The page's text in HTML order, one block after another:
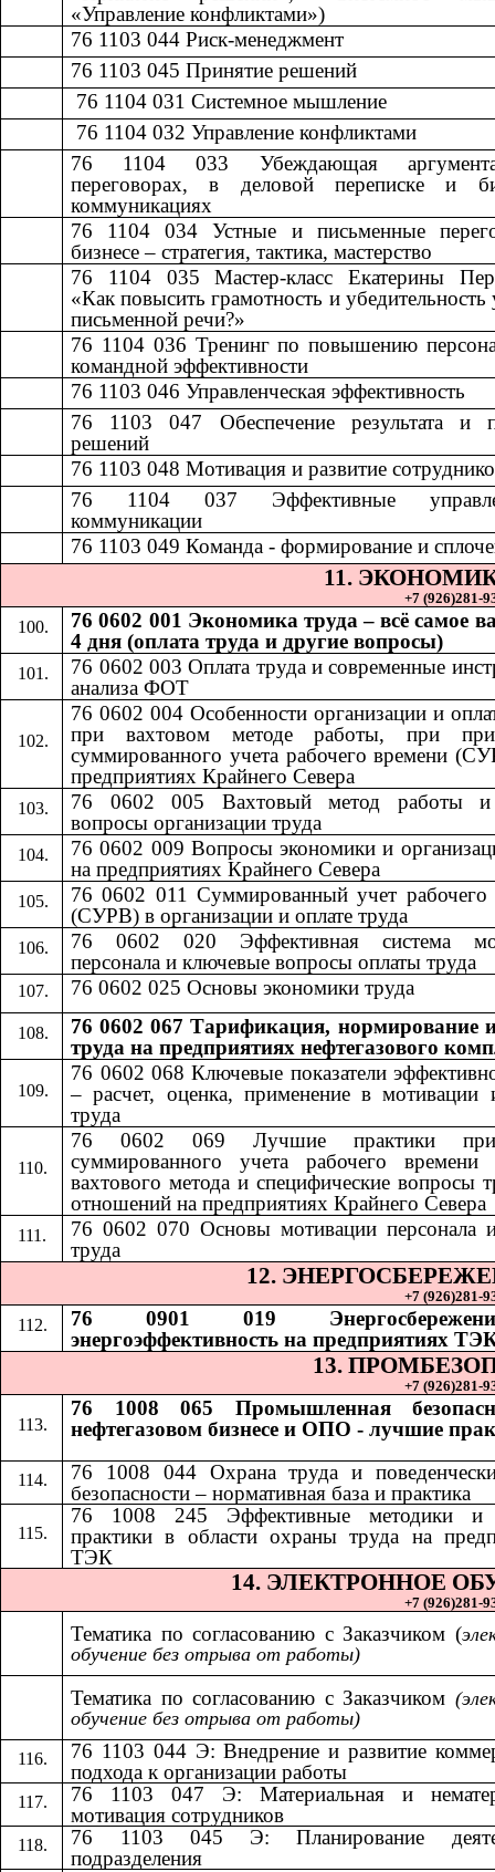
«Управление конфликтами»)
76 1103 044 ​​Риск-менеджмент​​
76 1103 045 ​​Принятие решений​​
​​ 76 1104 031 ​​Системное мышление​​
​​ 76 1104 032 ​​Управление конфликтами​​
76 1104 033
Убеждающая
переговорах, в деловой переписке и
коммуникациях
76 1104 034 ​​Устные и письменные
бизнесе – стратегия, тактика, мастерство​​
76 1104 035 ​​Мастер-класс Екатерины
«Как повысить грамотность и убедительность
письменной речи?»
76 1104 036 Тренинг по повышению
командной эффективности
76 1103 046 ​​Управленческая эффективность​​
76 1103 047
Обеспечение результата и
решений​​
76 1103 048 ​​Мотивация и развитие
76 1104 037
Эффективные
коммуникации​​
76 1103 049 ​​Команда - формирование и
11.​​
+7 (926)281-
76 0602 001 Экономика труда – всё самое
4 дня (оплата труда и другие вопросы)
76 0602 003 Оплата труда и современные
анализа ФОТ
76 0602 004 Особенности организации и
при вахтовом методе работы, при
суммированного учета рабочего времени
предприятиях Крайнего Севера
76 0602 005 Вахтовый метод работы и
вопросы организации труда
76 0602 009 Вопросы экономики и
на предприятиях Крайнего Севера
76 0602 011 Суммированный учет рабочего
(СУРВ) в организации и оплате труда
76 0602 020 Эффективная система
персонала и ключевые вопросы оплаты труда
76 0602 025 Основы экономики труда
76 0602 067 Тарификация, нормирование
труда на предприятиях нефтегазового
76 0602 068 ​​Ключевые показатели
– расчет, оценка, применение в мотивации
труда
76 0602 069
Лучшие практики
суммированного учета рабочего
вахтового метода и специфические вопросы
отношений на предприятиях Крайнего Севера
76 0602 070 ​​Основы мотивации персонала
труда
12.
+7 (926)281-
76 0901 019
энергоэффективность на предприятиях
13.
+7 (926)281-
76 1008 065 Промышленная
нефтегазовом бизнесе и ОПО - лучшие
76 1008 044 Охрана труда и
безопасности – нормативная база и практика
76 1008 245 Эффективные методики и
практики в области охраны труда на
ТЭК
14.​​ ЭЛЕКТРОННОЕ
+7 (926)281-
Тематика по согласованию с Заказчиком (
обучение без отрыва от работы)
Тематика по согласованию с Заказчиком​​
обучение без отрыва от работы)
76 1103 044 Э: Внедрение и развитие
подхода к организации работы
76 1103 047 Э: Материальная и
мотивация сотрудников
76 1103 045 Э: Планирование
подразделения